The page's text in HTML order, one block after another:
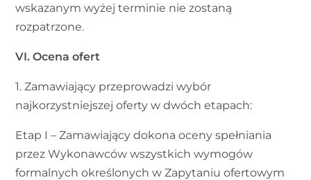
wskazanym wyżej terminie nie zostaną
rozpatrzone.
VI. Ocena ofert
1. Zamawiający przeprowadzi wybór
najkorzystniejszej oferty w dwóch etapach:
Etap I – Zamawiający dokona oceny spełniania
przez Wykonawców wszystkich wymogów
formalnych określonych w Zapytaniu ofertowym